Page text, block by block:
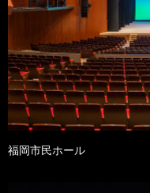
福岡市民ホール